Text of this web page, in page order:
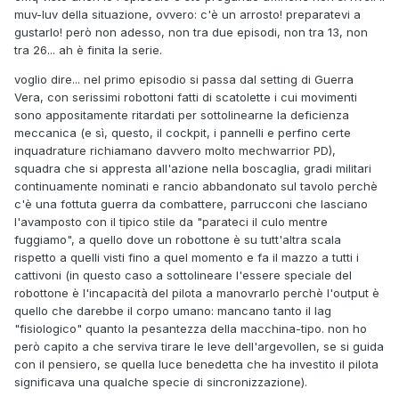
muv-luv della situazione, ovvero: c'è un arrosto! preparatevi a
gustarlo! però non adesso, non tra due episodi, non tra 13, non
tra 26... ah è finita la serie.
voglio dire... nel primo episodio si passa dal setting di Guerra
Vera, con serissimi robottoni fatti di scatolette i cui movimenti
sono appositamente ritardati per sottolinearne la deficienza
meccanica (e sì, questo, il cockpit, i pannelli e perfino certe
inquadrature richiamano davvero molto mechwarrior PD),
squadra che si appresta all'azione nella boscaglia, gradi militari
continuamente nominati e rancio abbandonato sul tavolo perchè
c'è una fottuta guerra da combattere, parrucconi che lasciano
l'avamposto con il tipico stile da "parateci il culo mentre
fuggiamo", a quello dove un robottone è su tutt'altra scala
rispetto a quelli visti fino a quel momento e fa il mazzo a tutti i
cattivoni (in questo caso a sottolineare l'essere speciale del
robottone è l'incapacità del pilota a manovrarlo perchè l'output è
quello che darebbe il corpo umano: mancano tanto il lag
"fisiologico" quanto la pesantezza della macchina-tipo. non ho
però capito a che serviva tirare le leve dell'argevollen, se si guida
con il pensiero, se quella luce benedetta che ha investito il pilota
significava una qualche specie di sincronizzazione).